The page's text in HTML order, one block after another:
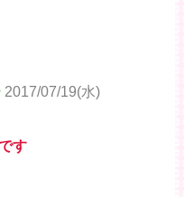
2017/07/19(水)
す